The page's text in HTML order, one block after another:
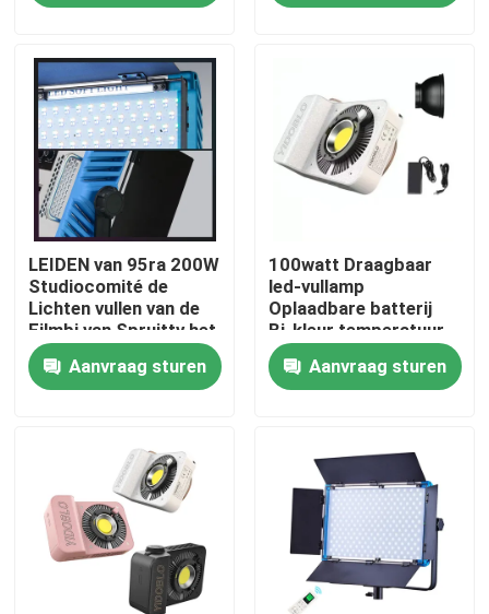
Video's
Over ons
Fabriekstocht
Kwaliteitscontrole
Neem contact met ons op
Gevallen
LEIDENE Videostudiolichten
LEIDEN van 95ra 200W
Studiocomité de
Lichten vullen van de
Filmbi van Spruittv het
Geleide Licht Kleur
Aanvraag sturen
100watt Draagbaar
led-vullamp
Oplaadbare batterij
Bi-kleur temperatuur
7500K+-300K
Aanvraag sturen